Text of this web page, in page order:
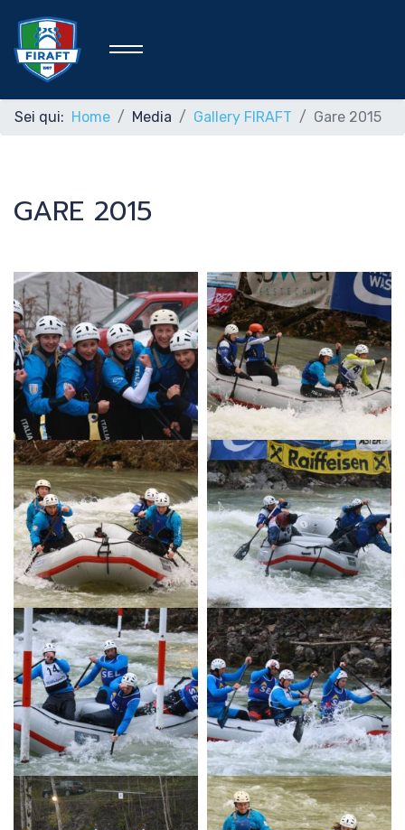
Rafting Sportivo
Discipline Federali
Formazione
News
Media
Documenti
Tesseramento e
Affiliazione
Federazione
Trasparente
Contatti
Sei qui: Home Media Gallery FIRAFT Gare 2015
GARE 2015